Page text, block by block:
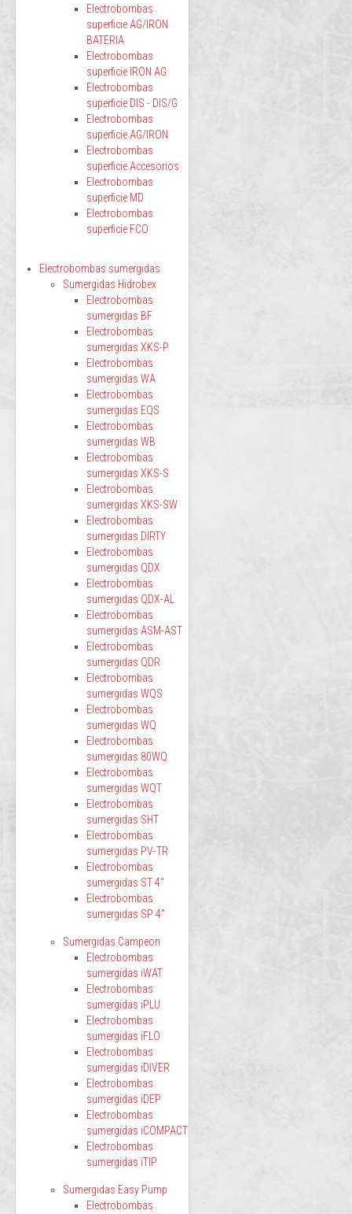
Electrobombas
superficie AG/IRON
BATERIA
Electrobombas
superficie IRON AG
Electrobombas
superficie DIS - DIS/G
Electrobombas
superficie AG/IRON
Electrobombas
superficie Accesorios
Electrobombas
superficie MD
Electrobombas
superficie FCO
Electrobombas sumergidas
Sumergidas Hidrobex
Electrobombas
sumergidas BF
Electrobombas
sumergidas XKS-P
Electrobombas
sumergidas WA
Electrobombas
sumergidas EQS
Electrobombas
sumergidas WB
Electrobombas
sumergidas XKS-S
Electrobombas
sumergidas XKS-SW
Electrobombas
sumergidas DIRTY
Electrobombas
sumergidas QDX
Electrobombas
sumergidas QDX-AL
Electrobombas
sumergidas ASM-AST
Electrobombas
sumergidas QDR
Electrobombas
sumergidas WQS
Electrobombas
sumergidas WQ
Electrobombas
sumergidas 80WQ
Electrobombas
sumergidas WQT
Electrobombas
sumergidas SHT
Electrobombas
sumergidas PV-TR
Electrobombas
sumergidas ST 4"
Electrobombas
sumergidas SP 4"
Sumergidas Campeon
Electrobombas
sumergidas iWAT
Electrobombas
sumergidas iPLU
Electrobombas
sumergidas iFLO
Electrobombas
sumergidas iDIVER
Electrobombas
sumergidas iDEP
Electrobombas
sumergidas iCOMPACT
Electrobombas
sumergidas iTIP
Sumergidas Easy Pump
Electrobombas